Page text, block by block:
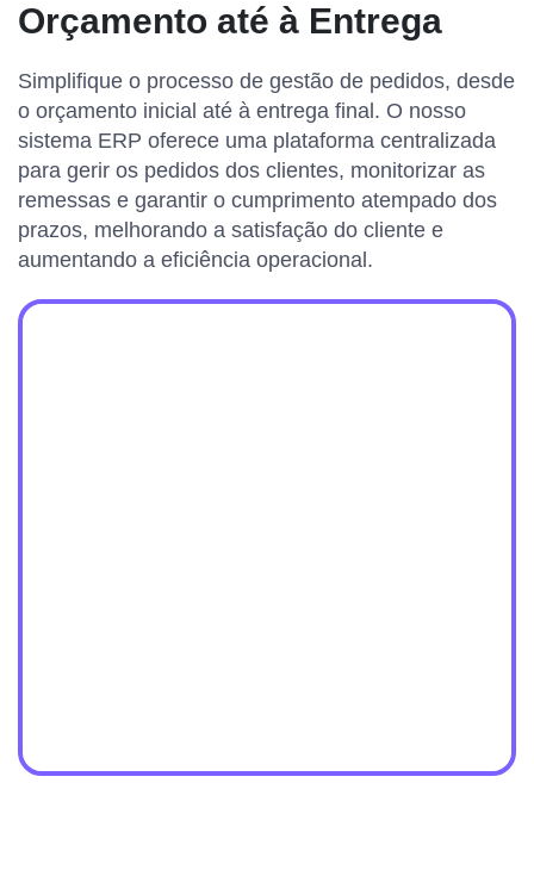
Orçamento até à Entrega
Simplifique o processo de gestão de pedidos, desde
o orçamento inicial até à entrega final. O nosso
sistema ERP oferece uma plataforma centralizada
para gerir os pedidos dos clientes, monitorizar as
remessas e garantir o cumprimento atempado dos
prazos, melhorando a satisfação do cliente e
aumentando a eficiência operacional.